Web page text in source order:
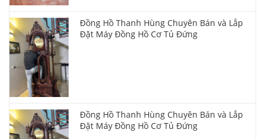
Đồng Hồ Thanh Hùng Chuyên Bán và Lắp
Đặt Máy Đồng Hồ Cơ Tủ Đứng
Đồng Hồ Thanh Hùng Chuyên Bán và Lắp
Đặt Máy Đồng Hồ Cơ Tủ Đứng